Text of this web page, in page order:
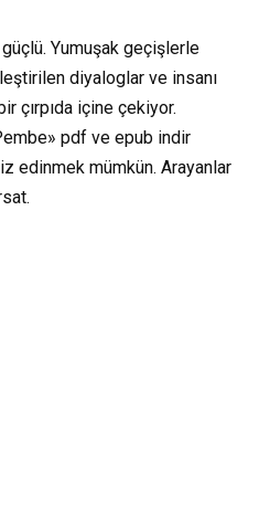
Yumuşak geçişlerle
diyaloglar ve insanı
çırpıda içine çekiyor.
pdf ve epub indir
edinmek mümkün. Arayanlar